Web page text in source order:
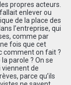
propres acteurs.
enlever ou
de la place des
l’entreprise, qui
comme par
fois que cet
comment on fait ?
parole ? On se
viennent de
parce qu’ils